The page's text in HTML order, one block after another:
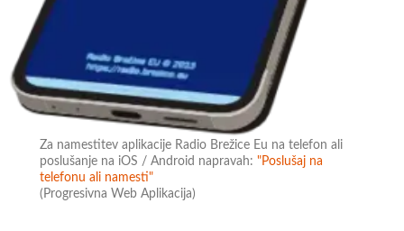
Za namestitev aplikacije Radio Brežice Eu na telefon ali
poslušanje na iOS / Android napravah:"Poslušaj na
telefonu ali namesti"
(Progresivna Web Aplikacija)